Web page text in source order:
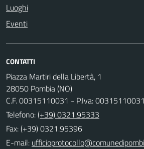
Luoghi
Eventi
CONTATTI
Piazza Martiri della Libertà, 1
28050 Pombia (NO)
C.F. 00315110031 - P.Iva: 00315110031
Telefono:(+39) 0321.95333
Fax: (+39) 0321.95396
E-mail: